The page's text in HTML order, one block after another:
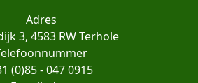
Adres
3, 4583 RW Terhole
(0)85 - 047 0915